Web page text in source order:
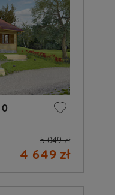
0
5 049 zł
4 649 zł